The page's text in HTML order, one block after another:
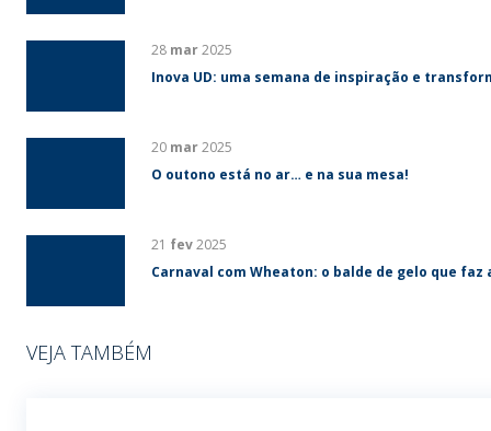
28 mar2025
Inova UD: uma semana de inspiração e
20 mar2025
O outono está no ar… e na sua mesa!
21 fev2025
Carnaval com Wheaton: o balde de gelo que
VEJA TAMBÉM